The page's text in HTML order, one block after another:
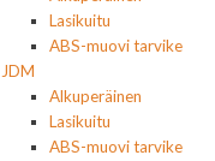
Lasikuitu
ABS-muovi tarvike
JDM
Alkuperäinen
Lasikuitu
ABS-muovi tarvike